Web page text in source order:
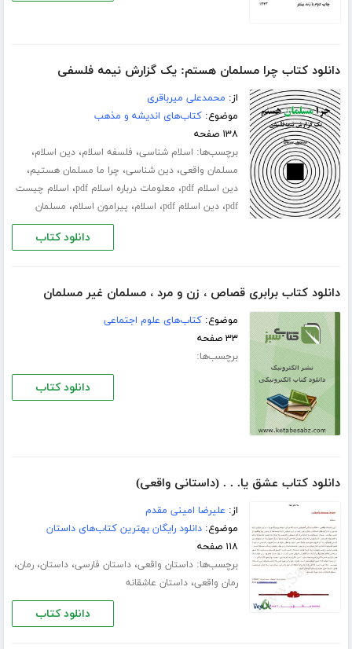
دانلود کتاب چرا مسلمان هستم: یک گزارش نیمه فلسفی
از: محمدعلی میرباقری
موضوع:کتاب‌های اندیشه و مذهب
۱۳۸ صفحه
برچسب‌ها: اسلام شناسی، فلسفه اسلام،دین اسلام،
مسلمان واقعی،دین شناسی، چرا ما مسلمان هستیم،
دین اسلام pdf ، معلومات درباره اسلام pdf ، اسلام چیست
pdf،دین اسلام pdf ، اسلام، پیرامون اسلام، مسلمان
دانلود کتاب
دانلود کتاب برابری قصاص ، زن و مرد ، مسلمان غیر مسلمان
موضوع:کتاب‌های علوم اجتماعی
۳۳ صفحه
برچسب‌ها:
دانلود کتاب
دانلود کتاب عشق یا. . . (داستانی واقعی)
از: علیرضا امینی مقدم
موضوع:دانلود رایگان بهترین کتاب‌های داستان
۱۱۸ صفحه
برچسب‌ها:داستان واقعی،داستان فارسی،داستان،رمان،
رمان واقعی،داستان عاشقانه
دانلود کتاب